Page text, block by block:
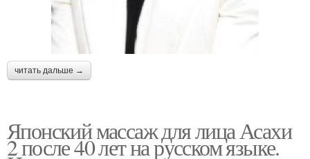
читать дальше →
Японский массаж для лица Асахи
2 после 40 лет на русском языке.